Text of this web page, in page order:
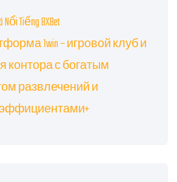
Nổi Tiếng 8XBet
1win – игровой клуб и
контора с богатым
развлечений и